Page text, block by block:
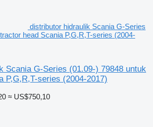
distributor hidraulik Scania G-Series
head Scania P,G,R,T-series (2004-
Scania G-Series (01.09-) 79848 untuk
P,G,R,T-series (2004-2017)
≈ US$750,10